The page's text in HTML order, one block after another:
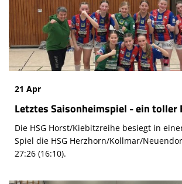
21 Apr
Letztes Saisonheimspiel - ein toller
Die HSG Horst/Kiebitzreihe besiegt in
Spiel die HSG Herzhorn/Kollmar/
27:26 (16:10).